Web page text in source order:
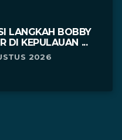
LANGKAH BOBBY
DI KEPULAUAN ...
2026